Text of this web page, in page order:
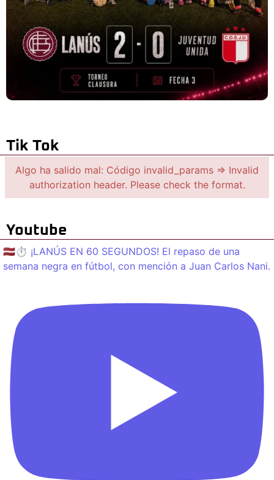
Tik Tok
Algo ha salido mal: Código invalid_params => Invalid
authorization header. Please check the format.
Youtube
🇱🇻⏱️ ¡LANÚS EN 60 SEGUNDOS! El repaso de una
semana negra en fútbol, con mención a Juan Carlos Nani.